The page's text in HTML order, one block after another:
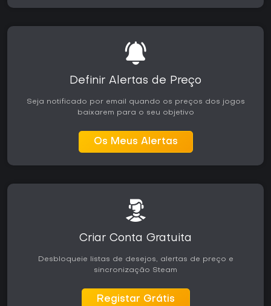
Definir Alertas de Preço
Seja notificado por email quando os preços dos jogos
baixarem para o seu objetivo
Os Meus Alertas
Criar Conta Gratuita
Desbloqueie listas de desejos, alertas de preço e
sincronização Steam
Registar Grátis